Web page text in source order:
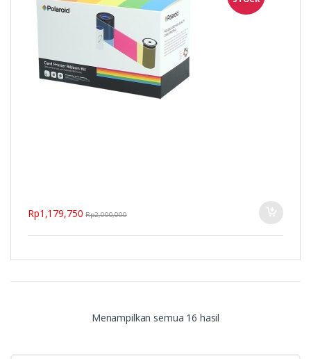
Rp1,179,750 Rp2,000,000
Menampilkan semua 16 hasil